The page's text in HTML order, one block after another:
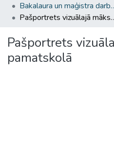
Bakalaura un maģistra
Pašportrets
Pašportrets
pamatskolā